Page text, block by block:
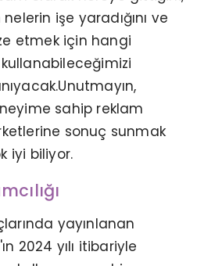
işe yaradığını ve
etmek için hangi
sahip reklam
sonuç sunmak
iyi biliyor.
yayınlanan
2024 yılı itibariyle